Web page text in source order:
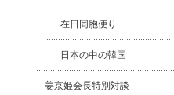
在日同胞便り
日本の中の韓国
姜京姫会長特別対談